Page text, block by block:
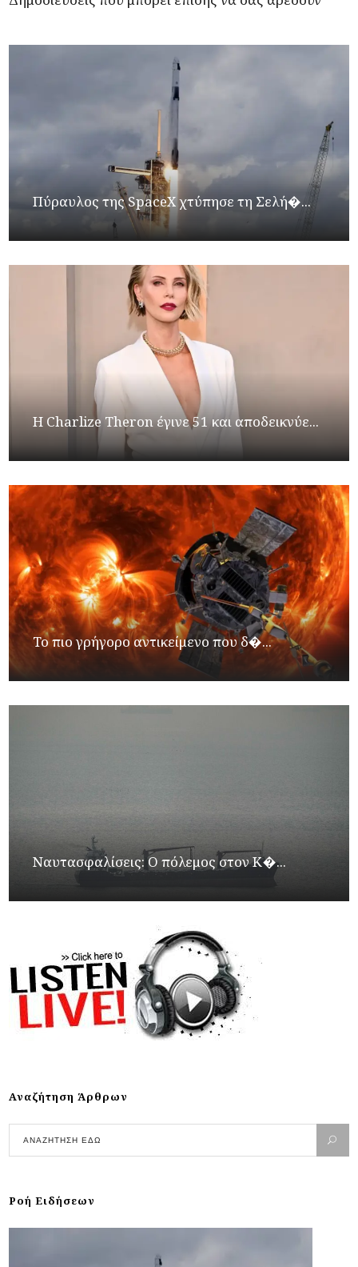
Πύραυλος της SpaceX χτύπησε τη Σελή�...
Η Charlize Theron έγινε 51 και αποδεικνύε...
Το πιο γρήγορο αντικείμενο που δ�...
Ναυτασφαλίσεις: Ο πόλεμος στον Κ�...
Αναζήτηση Άρθρων
Ροή Ειδήσεων